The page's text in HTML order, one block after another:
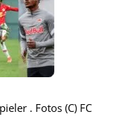
. Fotos (C) FC